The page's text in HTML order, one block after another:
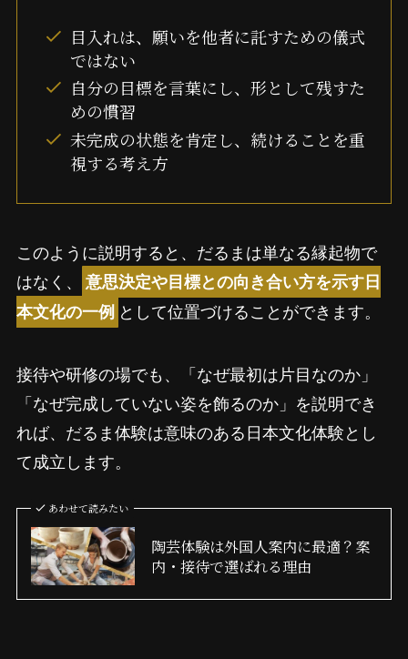
目入れは、願いを他者に託すための儀式
ではない
自分の目標を言葉にし、形として残すた
めの慣習
未完成の状態を肯定し、続けることを重
視する考え方
このように説明すると、だるまは単なる縁起物で
はなく、
意思決定や目標との向き合い方を示す日
本文化の一例 として位置づけることができます。
接待や研修の場でも、「なぜ最初は片目なのか」
「なぜ完成していない姿を飾るのか」を説明でき
れば、だるま体験は意味のある日本文化体験とし
て成立します。
あわせて読みたい
陶芸体験は外国人案内に最適？案
内・接待で選ばれる理由